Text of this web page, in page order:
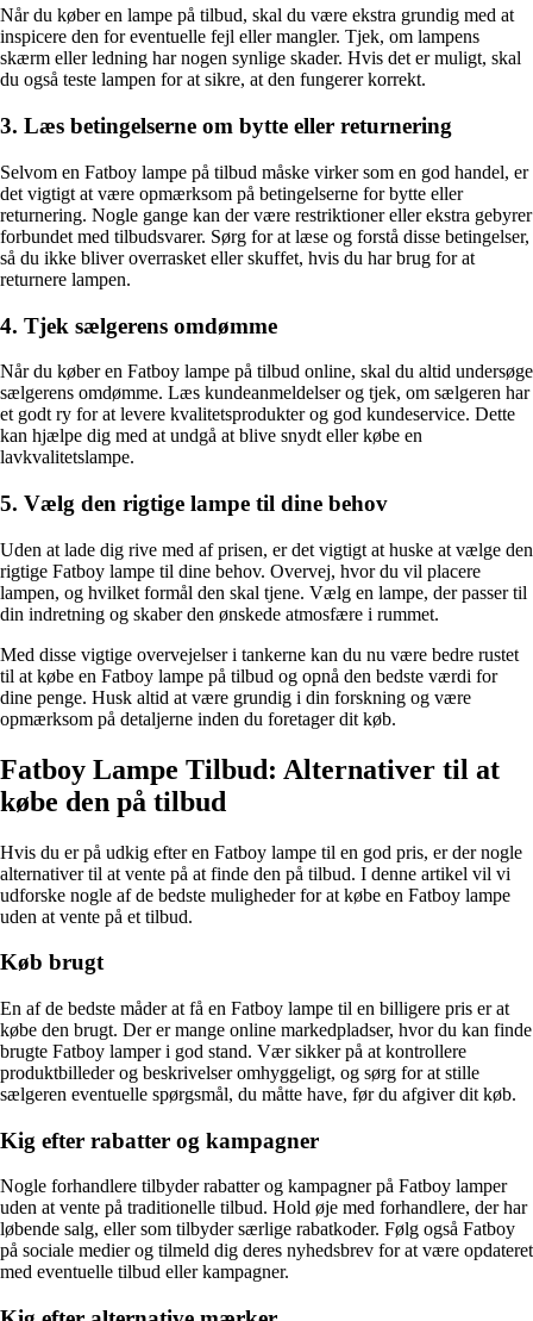
Når du køber en lampe på tilbud, skal du være ekstra grundig med at
inspicere den for eventuelle fejl eller mangler. Tjek, om lampens
skærm eller ledning har nogen synlige skader. Hvis det er muligt, skal
du også teste lampen for at sikre, at den fungerer korrekt.
3. Læs betingelserne om bytte eller returnering
Selvom en Fatboy lampe på tilbud måske virker som en god handel, er
det vigtigt at være opmærksom på betingelserne for bytte eller
returnering. Nogle gange kan der være restriktioner eller ekstra gebyrer
forbundet med tilbudsvarer. Sørg for at læse og forstå disse betingelser,
så du ikke bliver overrasket eller skuffet, hvis du har brug for at
returnere lampen.
4. Tjek sælgerens omdømme
Når du køber en Fatboy lampe på tilbud online, skal du altid undersøge
sælgerens omdømme. Læs kundeanmeldelser og tjek, om sælgeren har
et godt ry for at levere kvalitetsprodukter og god kundeservice. Dette
kan hjælpe dig med at undgå at blive snydt eller købe en
lavkvalitetslampe.
5. Vælg den rigtige lampe til dine behov
Uden at lade dig rive med af prisen, er det vigtigt at huske at vælge den
rigtige Fatboy lampe til dine behov. Overvej, hvor du vil placere
lampen, og hvilket formål den skal tjene. Vælg en lampe, der passer til
din indretning og skaber den ønskede atmosfære i rummet.
Med disse vigtige overvejelser i tankerne kan du nu være bedre rustet
til at købe en Fatboy lampe på tilbud og opnå den bedste værdi for
dine penge. Husk altid at være grundig i din forskning og være
opmærksom på detaljerne inden du foretager dit køb.
Fatboy Lampe Tilbud: Alternativer til at
købe den på tilbud
Hvis du er på udkig efter en Fatboy lampe til en god pris, er der nogle
alternativer til at vente på at finde den på tilbud. I denne artikel vil vi
udforske nogle af de bedste muligheder for at købe en Fatboy lampe
uden at vente på et tilbud.
Køb brugt
En af de bedste måder at få en Fatboy lampe til en billigere pris er at
købe den brugt. Der er mange online markedpladser, hvor du kan finde
brugte Fatboy lamper i god stand. Vær sikker på at kontrollere
produktbilleder og beskrivelser omhyggeligt, og sørg for at stille
sælgeren eventuelle spørgsmål, du måtte have, før du afgiver dit køb.
Kig efter rabatter og kampagner
Nogle forhandlere tilbyder rabatter og kampagner på Fatboy lamper
uden at vente på traditionelle tilbud. Hold øje med forhandlere, der har
løbende salg, eller som tilbyder særlige rabatkoder. Følg også Fatboy
på sociale medier og tilmeld dig deres nyhedsbrev for at være opdateret
med eventuelle tilbud eller kampagner.